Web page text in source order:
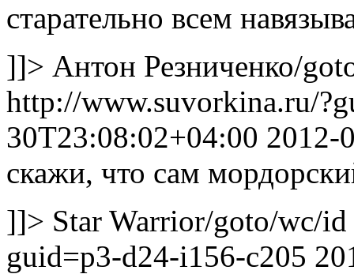
старательно всем
]]> Антон Резниченко/
http://www.suvorkina.ru/
30T23:08:02+04:00 2012-
скажи, что сам
]]> Star Warrior/goto/wc/id
guid=p3-d24-i156-c205